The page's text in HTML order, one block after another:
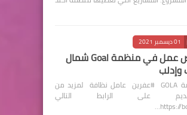
01 ديسمبر 2021
فرص عمل في منظمة Goal شمال
وإدلب
فرص عمل في منظمة GOLA #عفرين عامل نظافة لمزيد من
على الرابط التالي
https://